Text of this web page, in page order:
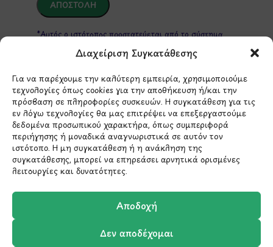
Διαχείριση Συγκατάθεσης
Για να παρέχουμε την καλύτερη εμπειρία, χρησιμοποιούμε
τεχνολογίες όπως cookies για την αποθήκευση ή/και την
πρόσβαση σε πληροφορίες συσκευών. Η συγκατάθεση για τις
εν λόγω τεχνολογίες θα μας επιτρέψει να επεξεργαστούμε
δεδομένα προσωπικού χαρακτήρα, όπως συμπεριφορά
περιήγησης ή μοναδικά αναγνωριστικά σε αυτόν τον
ιστότοπο. Η μη συγκατάθεση ή η ανάκληση της
συγκατάθεσης, μπορεί να επηρεάσει αρνητικά ορισμένες
λειτουργίες και δυνατότητες.
Αποδοχή
Δεν αποδέχομαι
*Αυτός ο ιστότοπος προστατεύεται από το σύστημα
Όροι Παροχής Υπηρεσιών της Google.
ΣΤΟΙΧΕΙΑ ΕΠΙΚΟΙΝΩΝΙΑΣ
Holargos Center (Ισόγειο)
Λ.Περικλέους 56,
Χολαργός 15561
info@ypografi.com